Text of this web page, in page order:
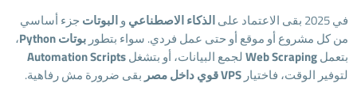
في 2025 بقى الاعتماد على الذكاء الاصطناعي والبوتات جزء أساسي
من كل مشروع أو موقع أو حتى عمل فردي. سواء بتطوربوتات Python
،
بتعملWeb Scrapingلجمع البيانات، أو بتشغلAutomation Scripts
لتوفير الوقت، فاختيارVPS قوي داخل مصر
بقى ضرورة مش رفاهية.